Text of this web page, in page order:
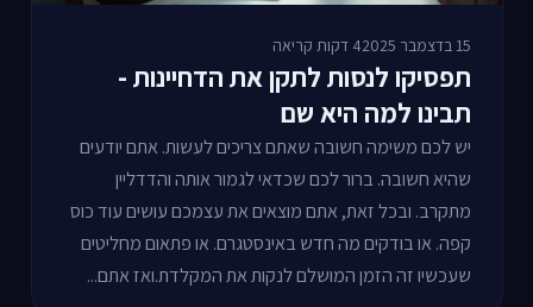
15 בדצמבר 2025 4 דקות קריאה
תפסיקו לנסות לתקן את הדחיינות -
תבינו למה היא שם
יש לכם משימה חשובה שאתם צריכים לעשות. אתם יודעים
שהיא חשובה. ברור לכם שכדאי לגמור אותה והדדליין
מתקרב. ובכל זאת, אתם מוצאים את עצמכם עושים עוד כוס
קפה. או בודקים מה חדש באינסטגרם. או פתאום מחליטים
שעכשיו זה הזמן המושלם לנקות את המקלדת.ואז אתם...